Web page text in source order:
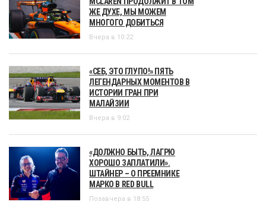
ЖЕ ДУХЕ, МЫ МОЖЕМ
МНОГОГО ДОБИТЬСЯ
Вчера в 10:22
«СЕБ, ЭТО ГЛУПО!» ПЯТЬ
ЛЕГЕНДАРНЫХ МОМЕНТОВ В
ИСТОРИИ ГРАН ПРИ
МАЛАЙЗИИ
Вчера в 9:02
«ДОЛЖНО БЫТЬ, ЛАГРЮ
ХОРОШО ЗАПЛАТИЛИ».
ШТАЙНЕР – О ПРЕЕМНИКЕ
МАРКО В RED BULL
Позавчера в 18:55